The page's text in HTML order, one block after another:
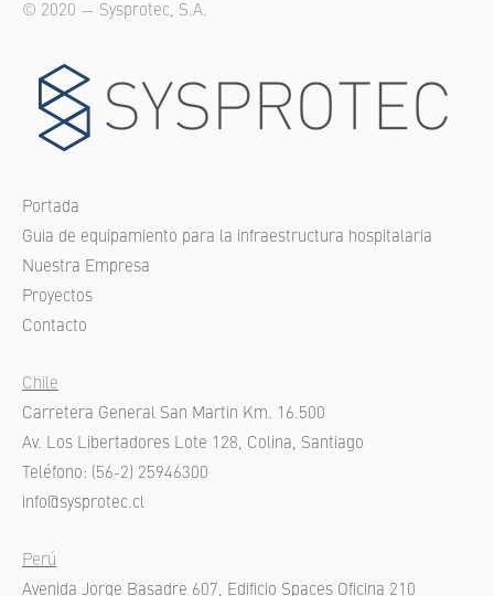
© 2020 — Sysprotec, S.A.
Portada
Guia de equipamiento para la infraestructura hospitalaria
Nuestra Empresa
Proyectos
Contacto
Chile
Carretera General San Martin Km. 16.500
Av. Los Libertadores Lote 128, Colina, Santiago
Teléfono: (56-2) 25946300
info@sysprotec.cl
Perú
Avenida Jorge Basadre 607, Edificio Spaces Oficina 210